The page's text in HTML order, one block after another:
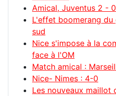
Amical, Juventus 2 -
L'effet boomerang du
sud
Nice s'impose à la
face à l'OM
Match amical :
Nice- Nimes : 4-0
Les nouveaux maillot